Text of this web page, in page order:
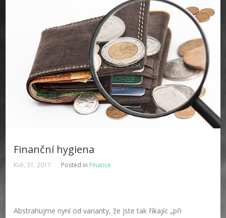
Finanční hygiena
Kvě, 31, 2017 Posted in Finance
Abstrahujme nyní od varianty, že jste tak říkajíc „při